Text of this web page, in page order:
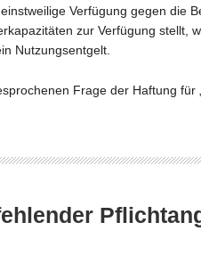
Verfügung gegen die
zur Verfügung
Nutzungsentgelt.
Frage der Haftung für